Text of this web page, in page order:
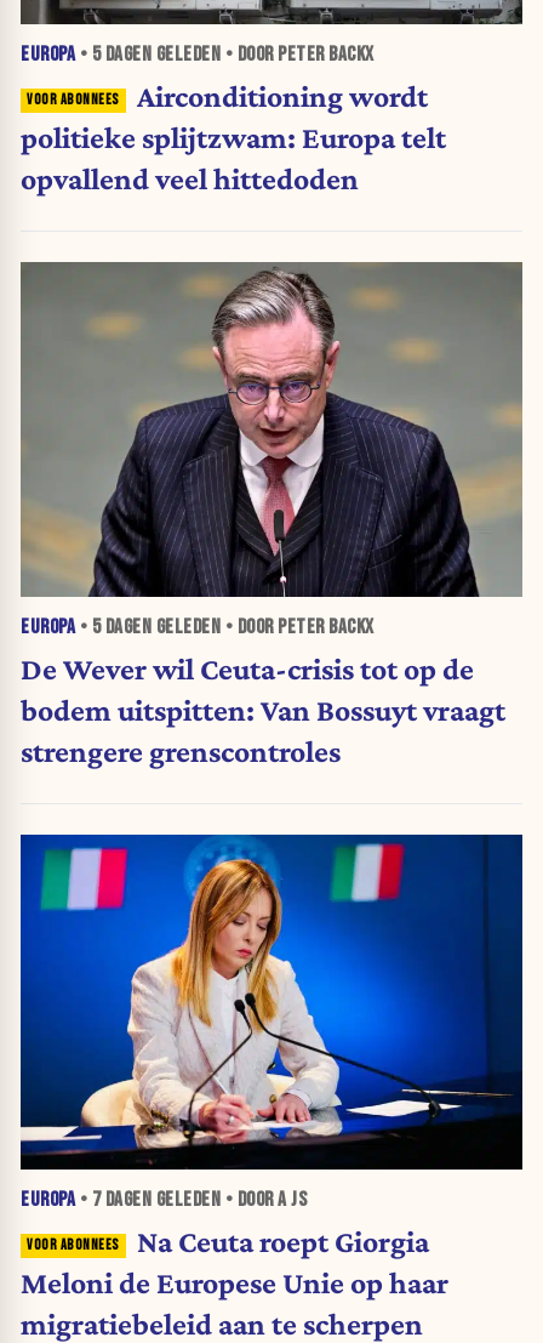
EUROPA• 5 DAGEN GELEDEN • DOOR PETER BACKX
Airconditioning wordt
politieke splijtzwam: Europa telt
opvallend veel hittedoden
EUROPA• 5 DAGEN GELEDEN • DOOR PETER BACKX
De Wever wil Ceuta-crisis tot op de
bodem uitspitten: Van Bossuyt vraagt
strengere grenscontroles
EUROPA• 7 DAGEN GELEDEN • DOOR A JS
Na Ceuta roept Giorgia
Meloni de Europese Unie op haar
migratiebeleid aan te scherpen